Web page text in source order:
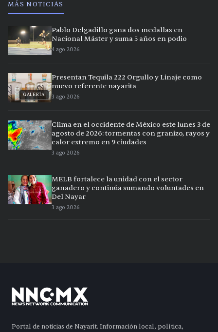
MÁS NOTICIAS
Pablo Delgadillo gana dos medallas en
Nacional Máster y suma 5 años en podio
4 ago 2026
GALERÍA
Presentan Tequila 222 Orgullo y Linaje como
nuevo referente nayarita
3 ago 2026
Clima en el occidente de México este lunes 3 de
agosto de 2026: tormentas con granizo, rayos y
calor extremo en 9 ciudades
3 ago 2026
MELB fortalece la unidad con el sector
ganadero y continúa sumando voluntades en
Del Nayar
3 ago 2026
Portal de noticias de Nayarit. Información local, política,